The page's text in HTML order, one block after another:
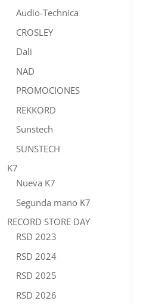
Audio-Technica
CROSLEY
Dali
NAD
PROMOCIONES
REKKORD
Sunstech
SUNSTECH
K7
Nueva K7
Segunda mano K7
RECORD STORE DAY
RSD 2023
RSD 2024
RSD 2025
RSD 2026